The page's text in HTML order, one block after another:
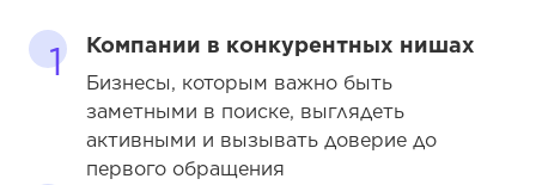
1 Компании в конкурентных нишах
Бизнесы, которым важно быть
заметными в поиске, выглядеть
активными и вызывать доверие до
первого обращения